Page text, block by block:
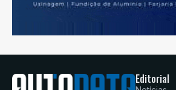
Editorial